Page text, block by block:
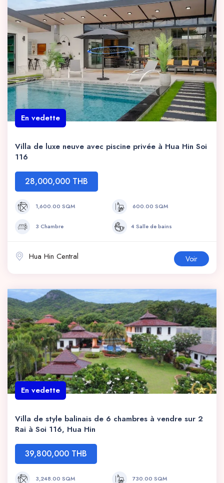
En vedette
Villa de luxe neuve avec piscine privée à Hua Hin Soi
116
28,000,000 THB
1,600.00 SQM 600.00 SQM
3 Chambre 4 Salle de bains
Hua Hin Central Voir
En vedette
Villa de style balinais de 6 chambres à vendre sur 2
Rai à Soi 116, Hua Hin
39,800,000 THB
3,248.00 SQM 730.00 SQM